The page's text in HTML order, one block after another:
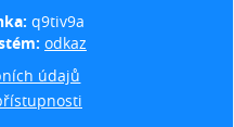
q9tiv9a
odkaz
údajů